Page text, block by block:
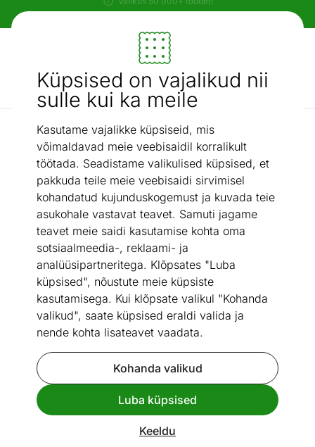
Küpsised on vajalikud nii
sulle kui ka meile
Kasutame vajalikke küpsiseid, mis
võimaldavad meie veebisaidil korralikult
töötada. Seadistame valikulised küpsised, et
pakkuda teile meie veebisaidi sirvimisel
kohandatud kujunduskogemust ja kuvada teie
asukohale vastavat teavet. Samuti jagame
teavet meie saidi kasutamise kohta oma
sotsiaalmeedia-, reklaami- ja
analüüsipartneritega. Klõpsates "Luba
küpsised", nõustute meie küpsiste
kasutamisega. Kui klõpsate valikul "Kohanda
valikud", saate küpsised eraldi valida ja
nende kohta lisateavet vaadata.
Kohanda valikud
Luba küpsised
Keeldu
Paindlikud ja mugavad makseviisid!
Mööbel ja sisustus - ON24
Otsi...
AI otsing
Kattemadratsid
Sleepwell kattemadrats TOP LATEX ETNO 180x200 cm
Vaata sarnaseid